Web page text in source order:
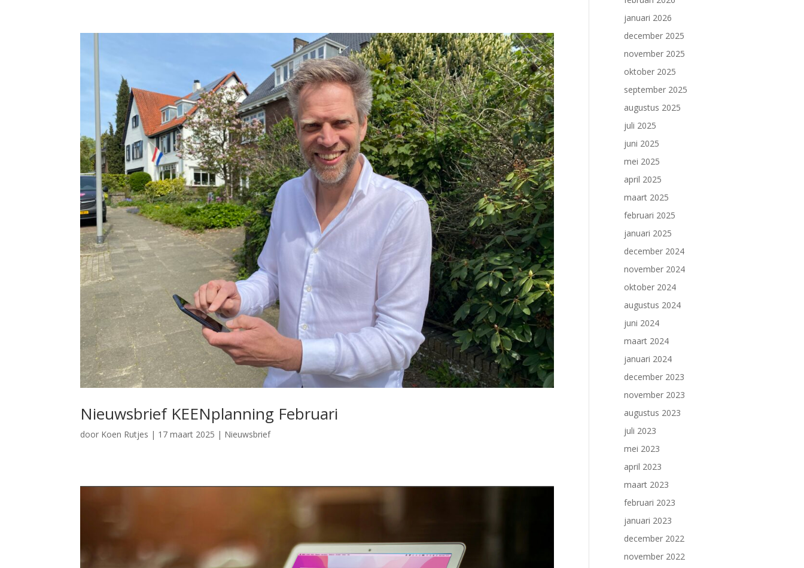
Nieuwsbrief KEENplanning Februari
door Koen Rutjes | 17 maart 2025 | Nieuwsbrief
januari 2026
december 2025
november 2025
oktober 2025
september 2025
augustus 2025
juli 2025
juni 2025
mei 2025
april 2025
maart 2025
februari 2025
januari 2025
december 2024
november 2024
oktober 2024
augustus 2024
juni 2024
maart 2024
januari 2024
december 2023
november 2023
augustus 2023
juli 2023
mei 2023
april 2023
maart 2023
februari 2023
januari 2023
december 2022
november 2022